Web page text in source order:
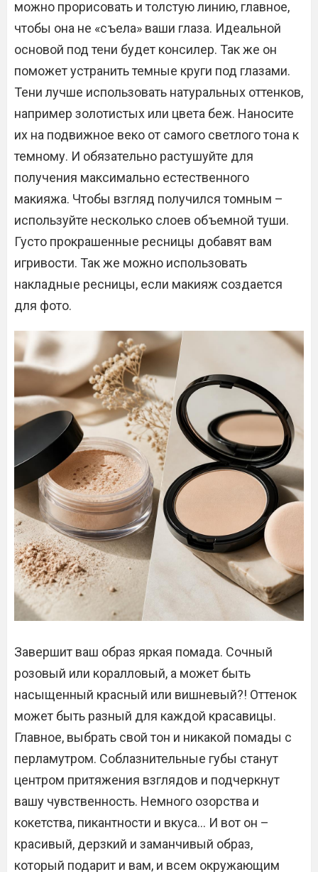
можно прорисовать и толстую линию, главное,
чтобы она не «съела» ваши глаза. Идеальной
основой под тени будет консилер. Так же он
поможет устранить темные круги под глазами.
Тени лучше использовать натуральных оттенков,
например золотистых или цвета беж. Наносите
их на подвижное веко от самого светлого тона к
темному. И обязательно растушуйте для
получения максимально естественного
макияжа. Чтобы взгляд получился томным –
используйте несколько слоев объемной туши.
Густо прокрашенные ресницы добавят вам
игривости. Так же можно использовать
накладные ресницы, если макияж создается
для фото.
Завершит ваш образ яркая помада. Сочный
розовый или коралловый, а может быть
насыщенный красный или вишневый?! Оттенок
может быть разный для каждой красавицы.
Главное, выбрать свой тон и никакой помады с
перламутром. Соблазнительные губы станут
центром притяжения взглядов и подчеркнут
вашу чувственность. Немного озорства и
кокетства, пикантности и вкуса… И вот он –
красивый, дерзкий и заманчивый образ,
который подарит и вам, и всем окружающим